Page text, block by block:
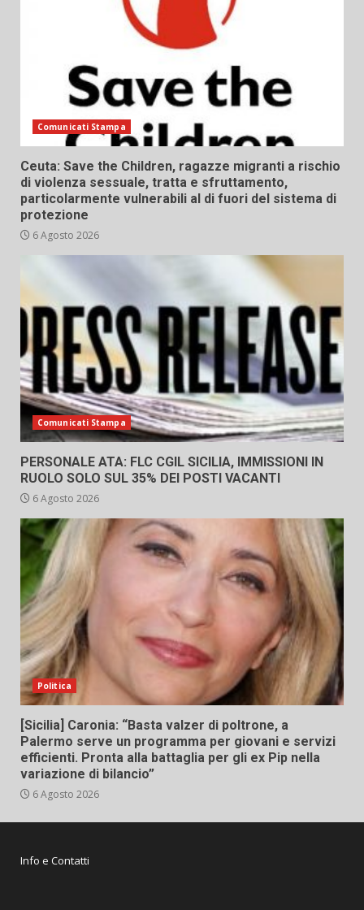
Comunicati Stampa
Ceuta: Save the Children, ragazze migranti a rischio
di violenza sessuale, tratta e sfruttamento,
particolarmente vulnerabili al di fuori del sistema di
protezione
6 Agosto 2026
Comunicati Stampa
PERSONALE ATA: FLC CGIL SICILIA, IMMISSIONI IN
RUOLO SOLO SUL 35% DEI POSTI VACANTI
6 Agosto 2026
Politica
[Sicilia] Caronia: “Basta valzer di poltrone, a
Palermo serve un programma per giovani e servizi
efficienti. Pronta alla battaglia per gli ex Pip nella
variazione di bilancio”
6 Agosto 2026
Info e Contatti